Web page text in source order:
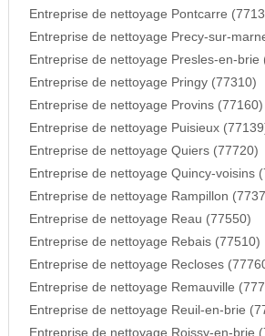
Entreprise de nettoyage Pontcarre
Entreprise de nettoyage Precy-sur-
Entreprise de nettoyage Presles-en-brie
Entreprise de nettoyage Pringy (77310)
Entreprise de nettoyage Provins (77160)
Entreprise de nettoyage Puisieux
Entreprise de nettoyage Quiers (77720)
Entreprise de nettoyage Quincy-voisins
Entreprise de nettoyage Rampillon
Entreprise de nettoyage Reau (77550)
Entreprise de nettoyage Rebais (77510)
Entreprise de nettoyage Recloses
Entreprise de nettoyage Remauville
Entreprise de nettoyage Reuil-en-brie
Entreprise de nettoyage Roissy-en-brie